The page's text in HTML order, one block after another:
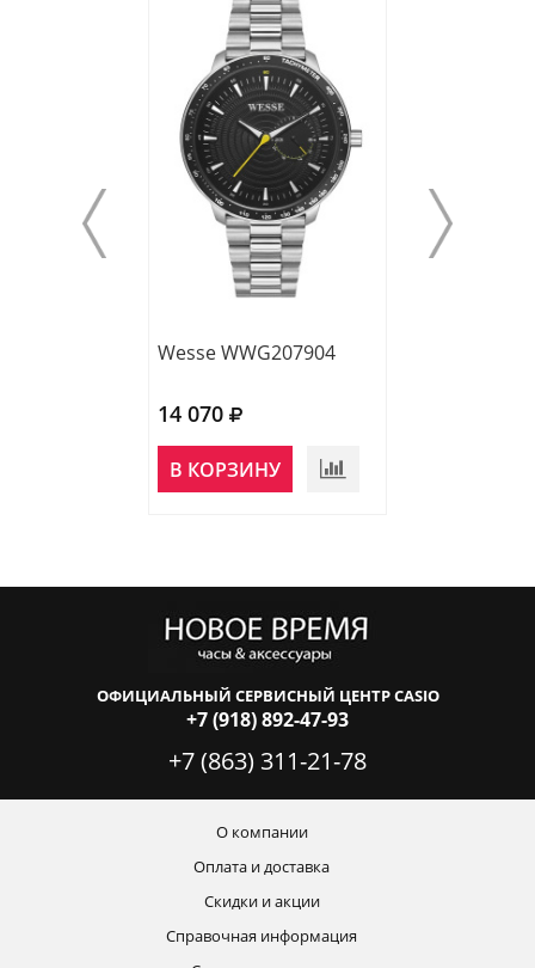
Wesse WWG207904
14 070
В КОРЗИНУ
ОФИЦИАЛЬНЫЙ СЕРВИСНЫЙ ЦЕНТР CASIO
+7 (918) 892-47-93
+7 (863) 311-21-78
О компании
Оплата и доставка
Скидки и акции
Справочная информация